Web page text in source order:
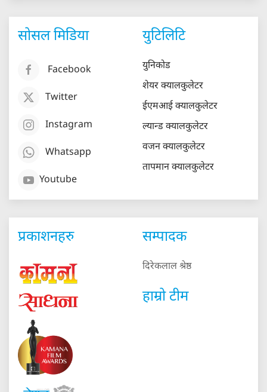
सोसल मिडिया
Facebook
Twitter
Instagram
Whatsapp
Youtube
युटिलिटि
युनिकोड
शेयर क्यालकुलेटर
ईएमआई क्यालकुलेटर
ल्यान्ड क्यालकुलेटर
वजन क्यालकुलेटर
तापमान क्यालकुलेटर
प्रकाशनहरु सम्पादक
दिरेकलाल श्रेष्ठ
हाम्रो टीम